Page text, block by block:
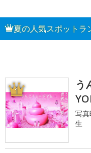
夏の人気スポットラ
1
う
写
生